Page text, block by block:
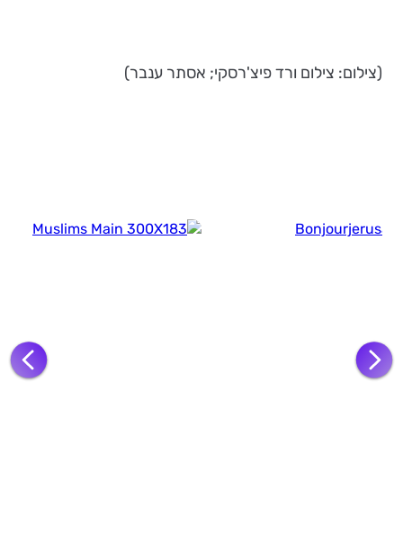
(צילום: צילום ורד פיצ'רסקי; אסתר ענבר)